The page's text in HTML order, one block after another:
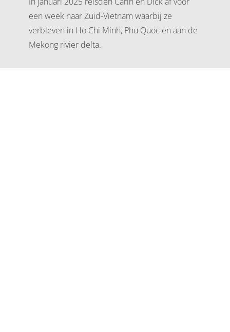
een week naar Zuid-Vietnam waarbij ze
verbleven in Ho Chi Minh, Phu Quoc en aan de
Mekong rivier delta.